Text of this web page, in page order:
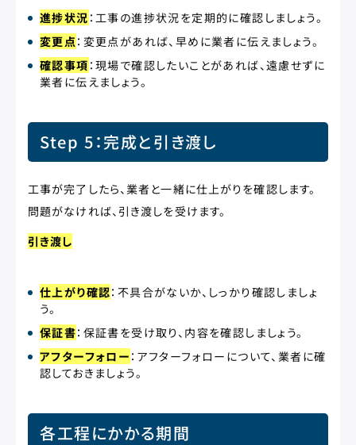
進捗状況 ：工事の進捗状況を定期的に確認しましょう。
変更点 ：変更点があれば、早めに業者に伝えましょう。
確認事項 ：現場で確認したいことがあれば、遠慮せずに
業者に伝えましょう。
Step 5：完成と引き渡し
工事が完了したら、業者と一緒に仕上がりを確認します。
問題がなければ、引き渡しを受けます。
引き渡し
仕上がり確認：不具合がないか、しっかり確認しましょ
う。
保証書：保証書を受け取り、内容を確認しましょう。
アフターフォロー ：アフターフォローについて、業者に確
認しておきましょう。
各工程にかかる期間